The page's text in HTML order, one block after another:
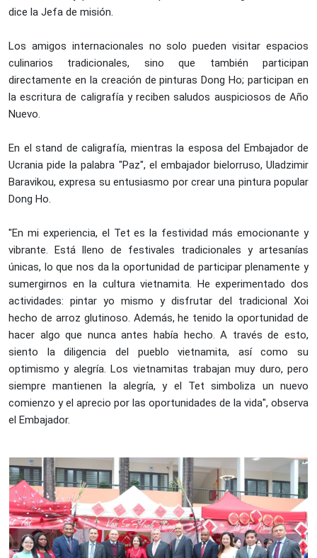
dice la Jefa de misión.
Los amigos internacionales no solo pueden visitar espacios
culinarios tradicionales, sino que también participan
directamente en la creación de pinturas Dong Ho; participan en
la escritura de caligrafía y reciben saludos auspiciosos de Año
Nuevo.
En el stand de caligrafía, mientras la esposa del Embajador de
Ucrania pide la palabra "Paz", el embajador bielorruso, Uladzimir
Baravikou, expresa su entusiasmo por crear una pintura popular
Dong Ho.
"En mi experiencia, el Tet es la festividad más emocionante y
vibrante. Está lleno de festivales tradicionales y artesanías
únicas, lo que nos da la oportunidad de participar plenamente y
sumergirnos en la cultura vietnamita. He experimentado dos
actividades: pintar yo mismo y disfrutar del tradicional Xoi
hecho de arroz glutinoso. Además, he tenido la oportunidad de
hacer algo que nunca antes había hecho. A través de esto,
siento la diligencia del pueblo vietnamita, así como su
optimismo y alegría. Los vietnamitas trabajan muy duro, pero
siempre mantienen la alegría, y el Tet simboliza un nuevo
comienzo y el aprecio por las oportunidades de la vida", observa
el Embajador.